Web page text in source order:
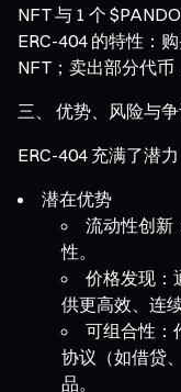
NFT 与 1 个
ERC-404 的特性：
NFT；卖出部分代币
三、 优势、风险与
ERC-404 充满了潜
潜在优势
流动性创新
性。
价格发现：
供更高效、连
可组合性：
协议（如借贷
品。